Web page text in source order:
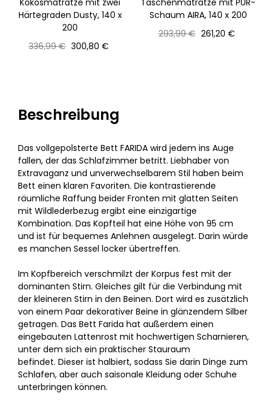
Kokosmatratze mit zwei
Härtegraden Dusty, 140 x
200
Normaler
336,99 € Preis
300,80 €
Taschenmatratze mit PUR-
Schaum AIRA, 140 x 200
Normaler
293,99 € Preis
261,20 €
Beschreibung
Das vollgepolsterte Bett FARIDA wird jedem ins Auge
fallen, der das Schlafzimmer betritt. Liebhaber von
Extravaganz und unverwechselbarem Stil haben beim
Bett einen klaren Favoriten. Die kontrastierende
räumliche Raffung beider Fronten mit glatten Seiten
mit Wildlederbezug ergibt eine einzigartige
Kombination. Das Kopfteil hat eine Höhe von 95 cm
und ist für bequemes Anlehnen ausgelegt. Darin würde
es manchen Sessel locker übertreffen.
Im Kopfbereich verschmilzt der Korpus fest mit der
dominanten Stirn. Gleiches gilt für die Verbindung mit
der kleineren Stirn in den Beinen. Dort wird es zusätzlich
von einem Paar dekorativer Beine in glänzendem Silber
getragen. Das Bett Farida hat außerdem einen
eingebauten Lattenrost mit hochwertigen Scharnieren,
unter dem sich ein praktischer Stauraum
befindet. Dieser ist halbiert, sodass Sie darin Dinge zum
Schlafen, aber auch saisonale Kleidung oder Schuhe
unterbringen können.